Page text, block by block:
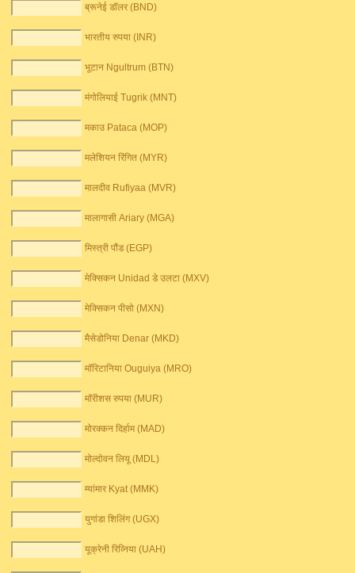
ब्रूनेई डॉलर (BND)
भारतीय रुपया (INR)
भूटान Ngultrum (BTN)
मंगोलियाई Tugrik (MNT)
मकाउ Pataca (MOP)
मलेशियन रिंगित (MYR)
मालदीव Rufiyaa (MVR)
मालागासी Ariary (MGA)
मिस्त्री पौंड (EGP)
मेक्सिकन Unidad डे उलटा (MXV)
मेक्सिकन पीसो (MXN)
मैसेडोनिया Denar (MKD)
मॉरिटानिया Ouguiya (MRO)
मॉरीशस रुपया (MUR)
मोरक्कन दिर्हाम (MAD)
मोल्दोवन लियू (MDL)
म्यांमार Kyat (MMK)
युगांडा शिलिंग (UGX)
यूक्रेनी रिव्निया (UAH)